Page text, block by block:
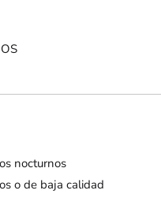
nocturnos
o de baja calidad